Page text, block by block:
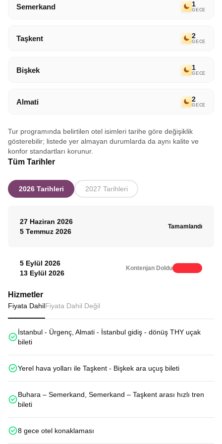
Semerkand 1
GECE
Taşkent 2
GECE
Bişkek 1
GECE
Almati 2
GECE
Tur programında belirtilen otel isimleri tarihe göre değişiklik
gösterebilir; listede yer almayan durumlarda da aynı kalite ve
konfor standartları korunur.
Tüm Tarihler
2026 Tarihleri 2027 Tarihleri
27 Haziran 2026
5 Temmuz 2026
Tamamlandı
5 Eylül 2026
13 Eylül 2026
Kontenjan Doldu
Hizmetler
Fiyata DahilFiyata Dahil Değil
İstanbul - Ürgenç, Almati - İstanbul gidiş - dönüş THY uçak
bileti
Yerel hava yolları ile Taşkent - Bişkek ara uçuş bileti
Buhara – Semerkand, Semerkand – Taşkent arası hızlı tren
bileti
8 gece otel konaklaması